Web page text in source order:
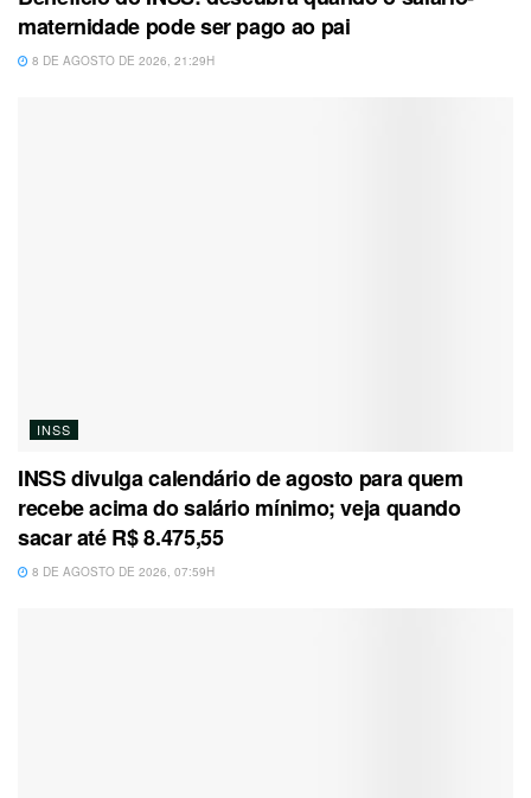
maternidade pode ser pago ao pai
8 DE AGOSTO DE 2026, 21:29H
INSS
INSS divulga calendário de agosto para quem
recebe acima do salário mínimo; veja quando
sacar até R$ 8.475,55
8 DE AGOSTO DE 2026, 07:59H